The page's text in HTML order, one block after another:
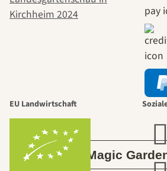
Wege zu
selbst
durch
Über Magic
EU Landwirtschaft